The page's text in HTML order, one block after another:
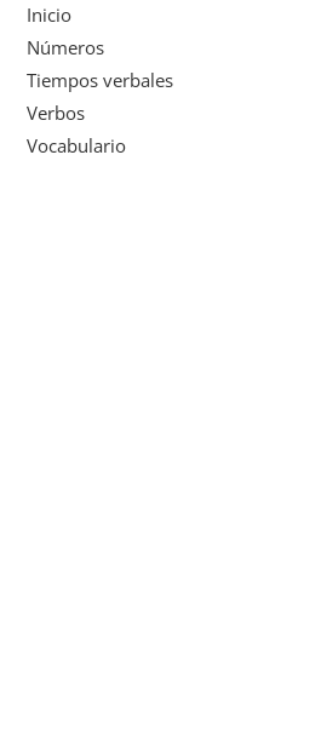
Inicio
Números
Tiempos verbales
Verbos
Vocabulario